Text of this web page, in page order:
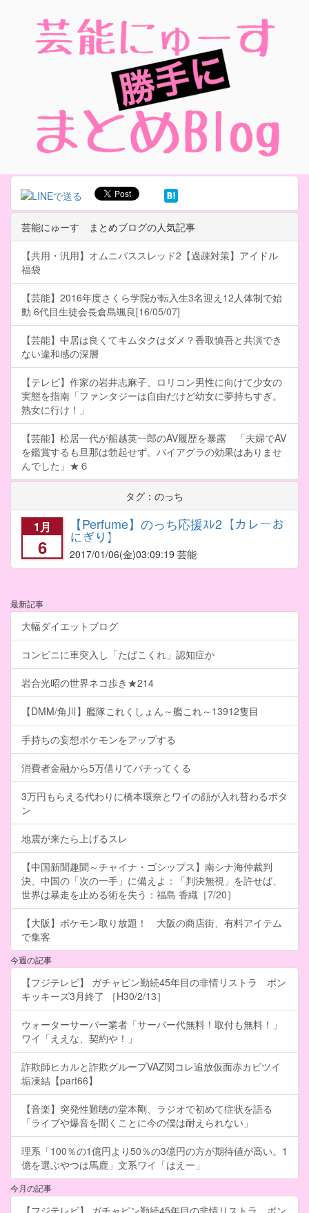
芸能にゅーす まとめブログの人気記事
【共用・汎用】オムニバススレッド2【過疎対策】アイドル
福袋
【芸能】2016年度さくら学院が転入生3名迎え12人体制で始
動 6代目生徒会長倉島颯良[16/05/07]
【芸能】中居は良くてキムタクはダメ？香取慎吾と共演でき
ない違和感の深層
【テレビ】作家の岩井志麻子、ロリコン男性に向けて少女の
実態を指南「ファンタジーは自由だけど幼女に夢持ちすぎ。
熟女に行け！」
【芸能】松居一代が船越英一郎のAV履歴を暴露 「夫婦でAV
を鑑賞するも旦那は勃起せず。バイアグラの効果はありませ
んでした」★６
タグ：のっち
1月
6
【Perfume】のっち応援ｽﾚ2【カレーお
にぎり】
2017/01/06(金)03:09:19 芸能
最新記事
大幅ダイエットブログ
コンビニに車突入し「たばこくれ」認知症か
岩合光昭の世界ネコ歩き★214
【DMM/角川】艦隊これくしょん～艦これ～13912隻目
手持ちの妄想ポケモンをアップする
消費者金融から5万借りてパチってくる
3万円もらえる代わりに橋本環奈とワイの顔が入れ替わるボタ
ン
地震が来たら上げるスレ
【中国新聞趣聞～チャイナ・ゴシップス】南シナ海仲裁判
決、中国の「次の一手」に備えよ：「判決無視」を許せば、
世界は暴走を止める術を失う：福島 香織［7/20］
【大阪】ポケモン取り放題！ 大阪の商店街、有料アイテム
で集客
今週の記事
【フジテレビ】 ガチャピン勤続45年目の非情リストラ ポン
キッキーズ3月終了 ［H30/2/13］
ウォーターサーバー業者「サーバー代無料！取付も無料！」
ワイ「ええな、契約や！」
詐欺師ヒカルと詐欺グループVAZ関コレ追放仮面赤カビツイ
垢凍結【part66】
【音楽】突発性難聴の堂本剛、ラジオで初めて症状を語る
「ライブや爆音を聞くことに今の僕は耐えられない」
理系「100％の1億円より50％の3億円の方が期待値が高い。1
億を選ぶやつは馬鹿」文系ワイ「はえー」
今月の記事